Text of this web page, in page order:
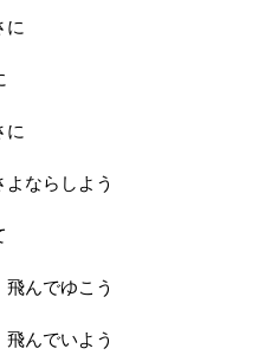
に
に
ならしよう
んでゆこう
んでいよう